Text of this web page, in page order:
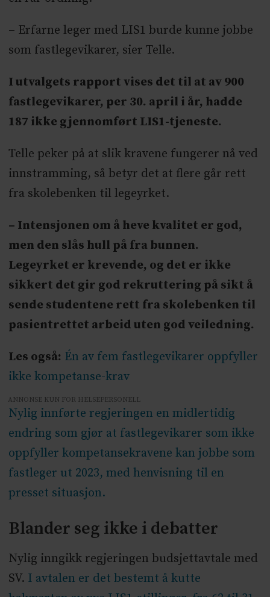
– Erfarne leger med LIS1 burde kunne jobbe
som fastlegevikarer, sier Telle.
I utvalgets rapport vises det til at av 900
fastlegevikarer, per 30. april i år, hadde
187 ikke gjennomført LIS1-tjeneste.
Telle peker på at slik kravene fungerer nå ved
innstramming, så betyr det at flere går rett
fra skolebenken til legeyrket.
– Intensjonen om å heve kvalitet er god,
men den slås hull på fra bunnen.
Legeyrket er krevende, og det er ikke
sikkert det gir god rekruttering på sikt å
sende studentene rett fra skolebenken til
pasientrettet arbeid uten god veiledning.
Les også: Én av fem fastlegevikarer oppfyller
ikke kompetanse-krav
ANNONSE KUN FOR HELSEPERSONELL
Nylig innførte regjeringen en midlertidig
endring som gjør at fastlegevikarer som ikke
oppfyller kompetansekravene kan jobbe som
fastleger ut 2023, med henvisning til en
presset situasjon.
Blander seg ikke i debatter
Nylig inngikk regjeringen budsjettavtale med
SV. I avtalen er det bestemt å kutte